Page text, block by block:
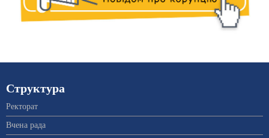
Структура
Ректорат
Вчена рада